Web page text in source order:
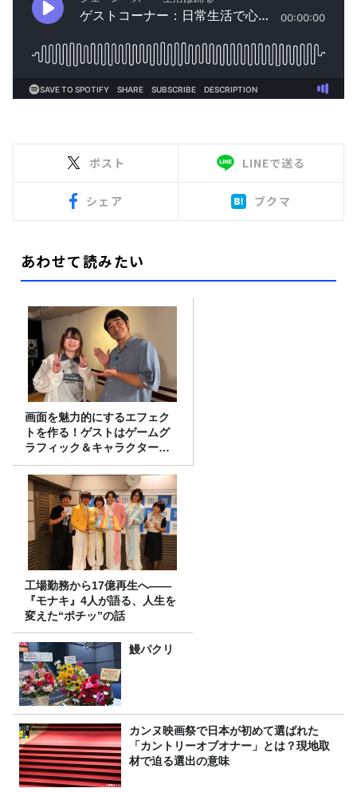
ポスト LINEで送る
シェア ブクマ
あわせて読みたい
画面を魅力的にするエフェク
トを作る！ゲストはゲームグ
ラフィック＆キャラクター専
攻の遠藤里桜さん！
工場勤務から17億再生へ——
『モナキ』4人が語る、人生を
変えた“ポチッ”の話
鰻パクリ
カンヌ映画祭で日本が初めて選ばれた
「カントリーオブオナー」とは？現地取
材で迫る選出の意味